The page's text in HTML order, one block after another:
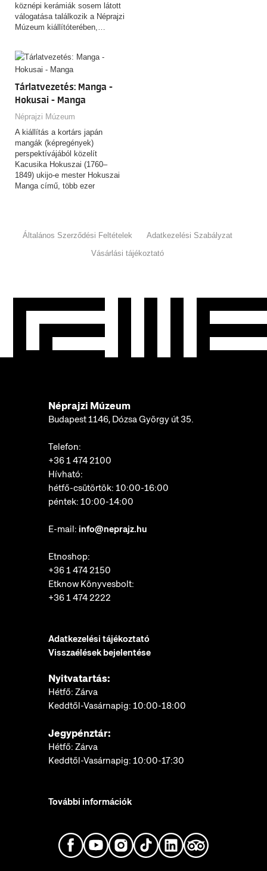
köznépi kerámiák sosem látott
válogatása találkozik a Néprajzi
Múzeum kiállítóterében,…
Tárlatvezetés: Manga -
Hokusai - Manga
Néprajzi Múzeum
A kiállítás a kortárs japán
mangák (képregények)
perspektívájából közelít
Kacusika Hokuszai (1760–
1849) ukijo-e mester Hokuszai
Manga című, több ezer
Általános Szerződési Feltételek
Adatkezelési Szabályzat
Vásárlási tájékoztató
Néprajzi Múzeum
Budapest 1146, Dózsa György út 35.
Telefon:
+36 1 474 2100
Hívható:
hétfő-csütörtök: 10:00-16:00
péntek: 10:00-14:00
E-mail: info@neprajz.hu
Etnoshop:
+36 1 474 2150
Etknow Könyvesbolt:
+36 1 474 2222
Adatkezelési tájékoztató
Visszaélések bejelentése
Nyitvatartás:
Hétfő: Zárva
Keddtől-Vasárnapig: 10:00-18:00
Jegypénztár:
Hétfő: Zárva
Keddtől-Vasárnapig: 10:00-17:30
További információk